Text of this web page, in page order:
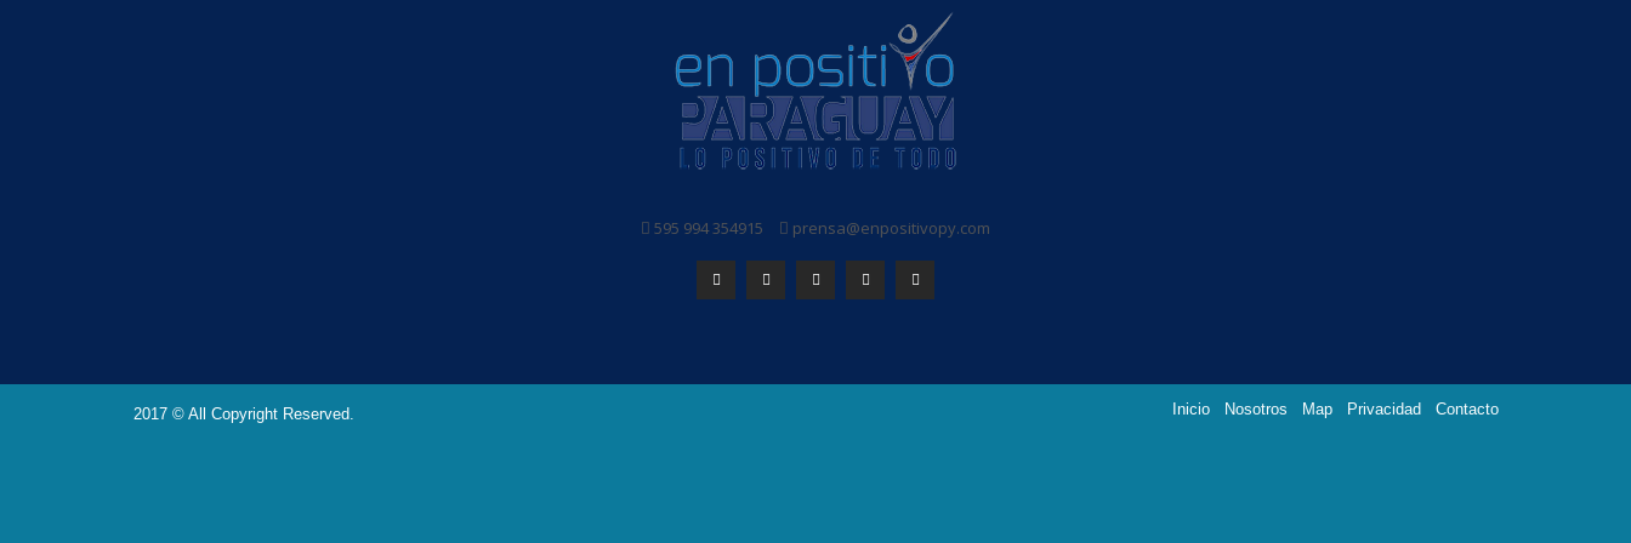
595 994 354915 prensa@enpositivopy.com
2017 © All Copyright Reserved. Inicio Nosotros Map Privacidad Contacto